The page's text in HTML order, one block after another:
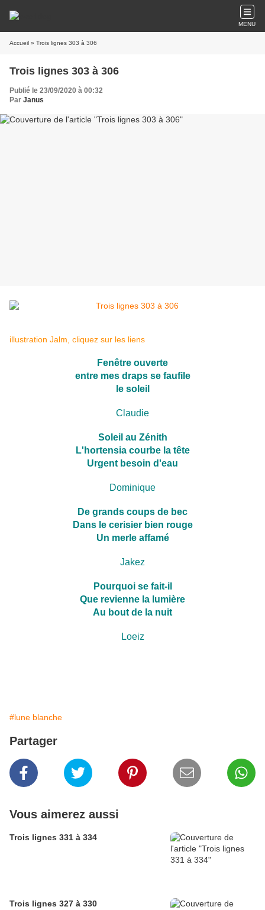
MENU
Accueil » Trois lignes 303 à 306
Trois lignes 303 à 306
Publié le 23/09/2020 à 00:32
Par Janus
illustration Jalm, cliquez sur les liens
Fenêtre ouverte
entre mes draps se faufile
le soleil
Claudie
Soleil au Zénith
L'hortensia courbe la tête
Urgent besoin d'eau
Dominique
De grands coups de bec
Dans le cerisier bien rouge
Un merle affamé
Jakez
Pourquoi se fait-il
Que revienne la lumière
Au bout de la nuit
Loeiz
#lune blanche
Partager
Vous aimerez aussi
Trois lignes 331 à 334
Trois lignes 327 à 330